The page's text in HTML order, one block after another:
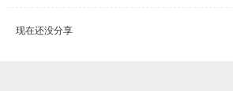
现在还没分享